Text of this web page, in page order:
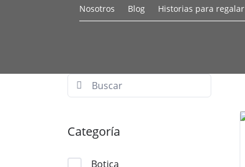
Nosotros Blog Historias para regalar
Categoría
Botica